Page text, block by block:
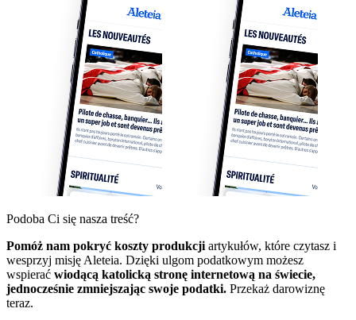
Podoba Ci się nasza treść?
Pomóż nam pokryć koszty produkcji artykułów, które czytasz i
wesprzyj misję Aleteia. Dzięki ulgom podatkowym możesz
wspierać wiodącą katolicką stronę internetową na świecie,
jednocześnie zmniejszając swoje podatki. Przekaż darowiznę
teraz.